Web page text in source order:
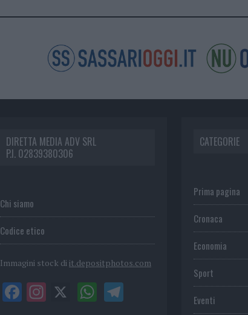
DIRETTA MEDIA ADV SRL
P.I. 02839380306
Chi siamo
Codice etico
Immagini stock di it.depositphotos.com
CATEGORIE
Prima pagina
Cronaca
Economia
Sport
Eventi